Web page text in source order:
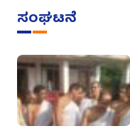
ಸಂಘಟನೆ